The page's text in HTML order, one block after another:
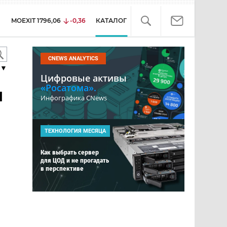
MOEXIT 1796,06 -0,36 КАТАЛОГ
▼
CNEWS ANALYTICS
Цифровые активы
«Росатома».
Инфографика CNews
ТЕХНОЛОГИЯ МЕСЯЦА
Как выбрать сервер
для ЦОД и не прогадать
в перспективе